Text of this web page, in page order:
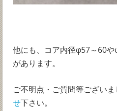
他にも、コア内径φ57～60
があります。
ご不明点・ご質問等ござい
せ下さい。